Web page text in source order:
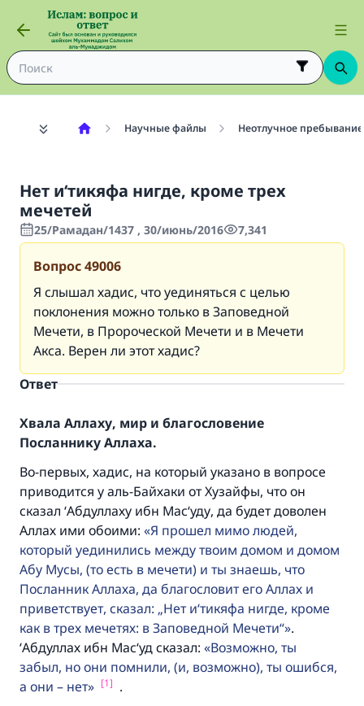
Научные файлы Неотлучное
Нет и‘тикяфа нигде, кроме трех
мечетей
25/Рамадан/1437 , 30/июнь/2016 7,341
Вопрос49006
Я слышал хадис, что уединяться с целью
поклонения можно только в Заповедной
Мечети, в Пророческой Мечети и в Мечети
Акса. Верен ли этот хадис?
Ответ
Хвала Аллаху, мир и благословение
Посланнику Аллаха.
Во-первых, хадис, на который указано в вопросе
приводится у аль-Байхаки от Хузайфы, что он
сказал ‘Абдуллаху ибн Мас‘уду, да будет доволен
Аллах ими обоими: Я прошел мимо людей,
который уединились между твоим домом и домом
Абу Мусы, (то есть в мечети) и ты знаешь, что
Посланник Аллаха, да благословит его Аллах и
приветствует, сказал: „Нет и‘тикяфа нигде, кроме
как в трех мечетях: в Заповедной Мечети“ .
‘Абдуллах ибн Мас‘уд сказал:
Возможно, ты
забыл, но они помнили, (и, возможно), ты ошибся,
а они – нет
[1] .